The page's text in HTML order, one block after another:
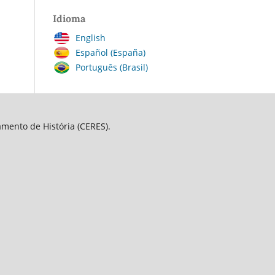
Idioma
English
Español (España)
Português (Brasil)
de História (CERES).